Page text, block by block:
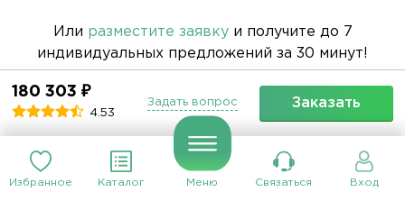
Избранное Каталог Меню Связаться Вход
180 303 ₽
4.53
Заказать
Задать вопрос
Или разместите заявкуи получите до 7
индивидуальных предложений за 30 минут!
Галерея выполненных работ
компании